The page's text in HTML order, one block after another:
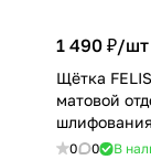
1 490 ₽/шт
Щётка
матовой
шлифования
0 0 В